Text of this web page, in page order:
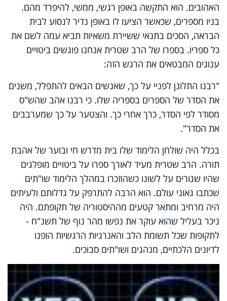
האהובים. הוא התקשה באופן רגשי, ממשי, להיפרד מהם.
בניו מספרים, שכאשר הציעו לו באופן נדיר לנסוע לבית
הבראה, הסכים בתנאי ששיירת משאיות תביא עמה לשם את
כל ספריו. בספרו של הרב שטרית אנחנו פוגשים ביטויים
ענוגים המבטאים את הרגש הזה:
"רבנו התלונן לפניי על כך, שאנשים הבאים להתפלל, משנים
את הסדר של הספרים בספריה שלו. כי רבנו אהב שהש"ס
מסודר לפי הסדר, כרך אחרי כך. והצטער על כך שמערבבים
את הסדר".
בכלל היה שולחן הלימוד שלו בית מדרש חי ובוער של אהבת
תורה. הרב שטרית מעיד לאורך ספרו על ביטויים מופלגים
שהיו שגורים על לשונו כשהוזכרו במהלך הלימוד שו"תים
שכתבו גאוני עולם. הוא הרבה להתרפק על גדלותם ולעיתים
היה מרחיב ומתאר קטעים מההיסטוריה של תקופתם. היה
ניכר בעליל שהוא עוקר את נפשו מהר נוף של תשנ"ח -
לתקופות שכל תשומת הלב והאנרגיות הרגשיות הופנו
לדיונים הלכתיים, מנהגים ושו"תים סבוכים.